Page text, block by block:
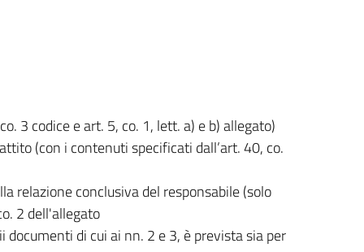
3 codice e art. 5, co. 1, lett. a) e b) allegato)
(con i contenuti specificati dall’art. 40, co.
relazione conclusiva del responsabile (solo
2 dell'allegato
di cui ai nn. 2 e 3, è prevista sia per